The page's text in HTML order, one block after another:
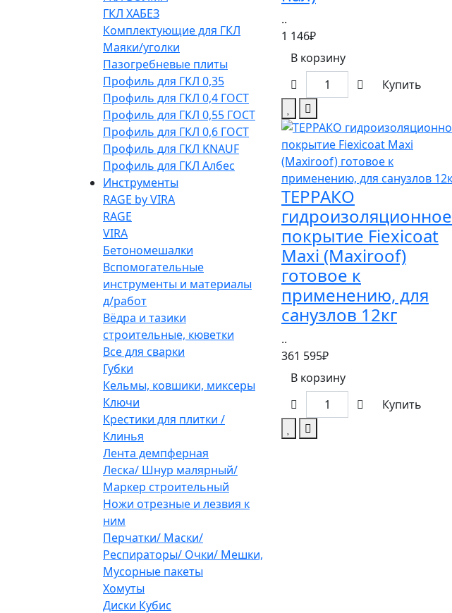
ГКЛ ХАБЕЗ
Комплектующие для ГКЛ
Маяки/уголки
Пазогребневые плиты
Профиль для ГКЛ 0,35
Профиль для ГКЛ 0,4 ГОСТ
Профиль для ГКЛ 0,55 ГОСТ
Профиль для ГКЛ 0,6 ГОСТ
Профиль для ГКЛ KNAUF
Профиль для ГКЛ Албес
Инструменты
RAGE by VIRA
RAGE
VIRA
Бетономешалки
Вспомогательные
инструменты и материалы
д/работ
Вёдра и тазики
строительные, кюветки
Все для сварки
Губки
Кельмы, ковшики, миксеры
Ключи
Крестики для плитки /
Клинья
Лента демпферная
Леска/ Шнур малярный/
Маркер строительный
Ножи отрезные и лезвия к
ним
Перчатки/ Маски/
Респираторы/ Очки/ Мешки,
Мусорные пакеты
Хомуты
Диски Кубис
..
1 146₽
В корзину
Купить
ТЕРРАКО
гидроизоляционное
покрытие Fiexicoat
Maxi (Maxiroof)
готовое к
применению, для
санузлов 12кг
..
361 595₽
В корзину
Купить